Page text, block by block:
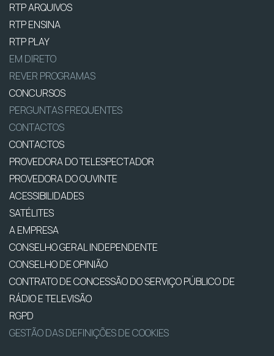
RTP ARQUIVOS
RTP ENSINA
RTP PLAY
EM DIRETO
REVER PROGRAMAS
CONCURSOS
PERGUNTAS FREQUENTES
CONTACTOS
CONTACTOS
PROVEDORA DO TELESPECTADOR
PROVEDORA DO OUVINTE
ACESSIBILIDADES
SATÉLITES
A EMPRESA
CONSELHO GERAL INDEPENDENTE
CONSELHO DE OPINIÃO
CONTRATO DE CONCESSÃO DO SERVIÇO PÚBLICO DE
RÁDIO E TELEVISÃO
RGPD
GESTÃO DAS DEFINIÇÕES DE COOKIES